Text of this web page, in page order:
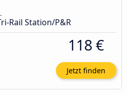
Rail Station/P&R
118 €
Jetzt finden